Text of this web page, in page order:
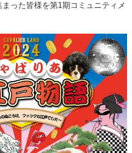
った皆様を第1期コミュニティメ